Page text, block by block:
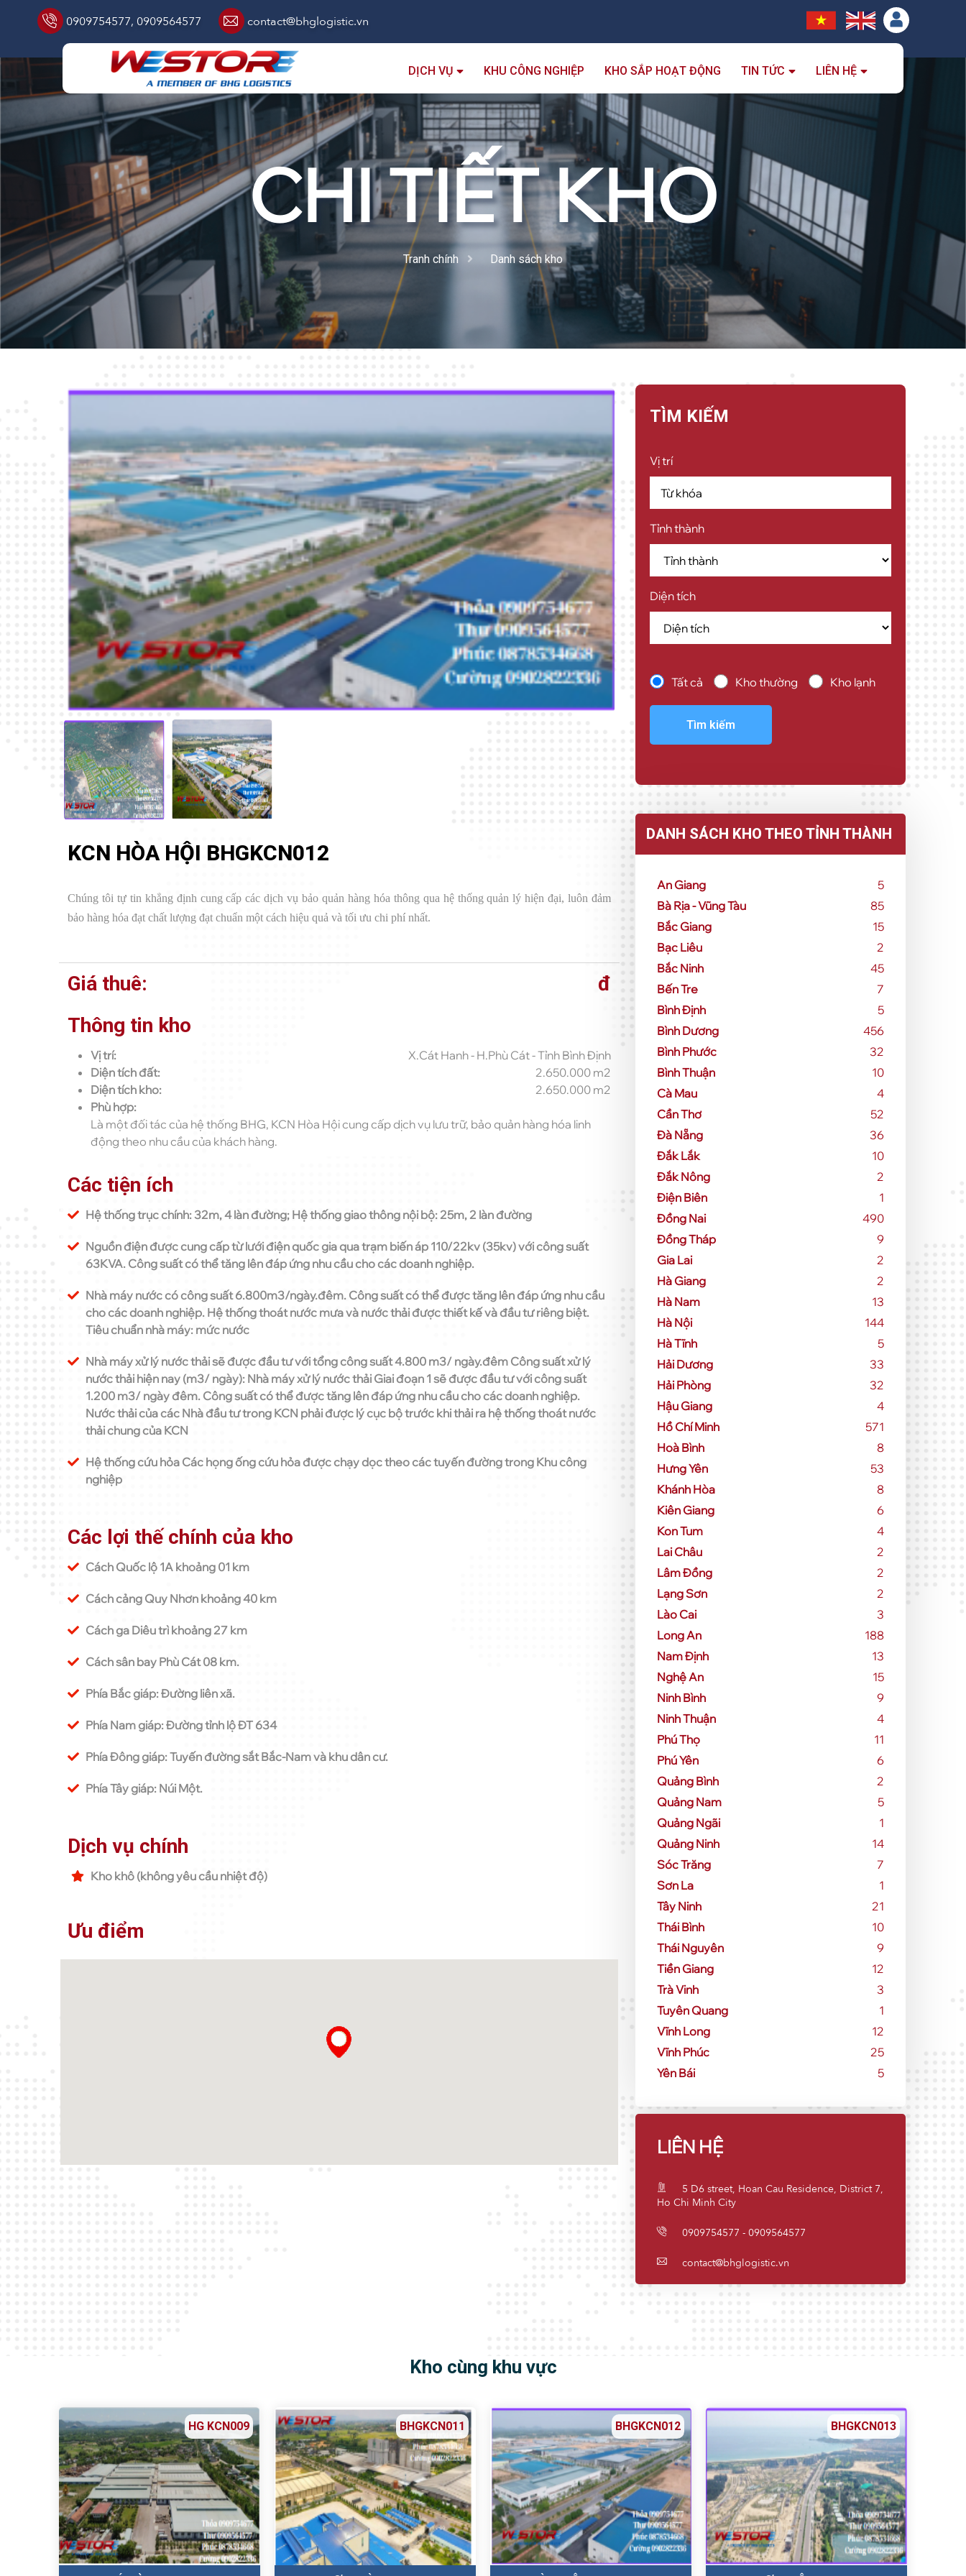
0909754577, 0909564577 contact@bhglogistic.vn
DỊCH VỤ KHU CÔNG NGHIỆP KHO SẮP HOẠT ĐỘNG TIN TỨC LIÊN HỆ
CHI TIẾT KHO
Tranh chính Danh sách kho
KCN HÒA HỘI BHGKCN012
Chúng tôi tự tin khẳng định cung cấp các dịch vụ bảo quản hàng hóa thông qua hệ thống quản lý hiện đại, luôn đảm
bảo hàng hóa đạt chất lượng đạt chuẩn một cách hiệu quả và tối ưu chi phí nhất.
Giá thuê:
đ
Thông tin kho
Vị trí:
X.Cát Hanh - H.Phù Cát - Tỉnh Bình Định
Diện tích đất:
2.650.000 m2
Diện tích kho:
2.650.000 m2
Phù hợp:
Là một đối tác của hệ thống BHG, KCN Hòa Hội cung cấp dịch vụ lưu trữ, bảo quản hàng hóa linh
động theo nhu cầu của khách hàng.
Các tiện ích
Hệ thống trục chính: 32m, 4 làn đường; Hệ thống giao thông nội bộ: 25m, 2 làn đường
Nguồn điện được cung cấp từ lưới điện quốc gia qua trạm biến áp 110/22kv (35kv) với công suất
63KVA. Công suất có thể tăng lên đáp ứng nhu cầu cho các doanh nghiệp.
Nhà máy nước có công suất 6.800m3/ngày.đêm. Công suất có thể được tăng lên đáp ứng nhu cầu
cho các doanh nghiệp. Hệ thống thoát nước mưa và nước thải được thiết kế và đầu tư riêng biệt.
Tiêu chuẩn nhà máy: mức nước
Nhà máy xử lý nước thải sẽ được đầu tư với tổng công suất 4.800 m3/ ngày.đêm Công suất xử lý
nước thải hiện nay (m3/ ngày): Nhà máy xử lý nước thải Giai đoạn 1 sẽ được đầu tư với công suất
1.200 m3/ ngày đêm. Công suất có thể được tăng lên đáp ứng nhu cầu cho các doanh nghiệp.
Nước thải của các Nhà đầu tư trong KCN phải được lý cục bộ trước khi thải ra hệ thống thoát nước
thải chung của KCN
Hệ thống cứu hỏa Các họng ống cứu hỏa được chạy dọc theo các tuyến đường trong Khu công
nghiệp
Các lợi thế chính của kho
Cách Quốc lộ 1A khoảng 01 km
Cách cảng Quy Nhơn khoảng 40 km
Cách ga Diêu trì khoảng 27 km
Cách sân bay Phù Cát 08 km.
Phía Bắc giáp: Đường liên xã.
Phía Nam giáp: Đường tỉnh lộ ĐT 634
Phía Đông giáp: Tuyến đường sắt Bắc-Nam và khu dân cư.
Phía Tây giáp: Núi Một.
Dịch vụ chính
Kho khô (không yêu cầu nhiệt độ)
Ưu điểm
TÌM KIẾM
Vị trí
Tỉnh thành
Diện tích
Tất cả Kho thường Kho lạnh
Tìm kiếm
DANH SÁCH KHO THEO TỈNH THÀNH
An Giang
5
Bà Rịa - Vũng Tàu
85
Bắc Giang
15
Bạc Liêu
2
Bắc Ninh
45
Bến Tre
7
Bình Định
5
Bình Dương
456
Bình Phước
32
Bình Thuận
10
Cà Mau
4
Cần Thơ
52
Đà Nẵng
36
Đắk Lắk
10
Đắk Nông
2
Điện Biên
1
Đồng Nai
490
Đồng Tháp
9
Gia Lai
2
Hà Giang
2
Hà Nam
13
Hà Nội
144
Hà Tĩnh
5
Hải Dương
33
Hải Phòng
32
Hậu Giang
4
Hồ Chí Minh
571
Hoà Bình
8
Hưng Yên
53
Khánh Hòa
8
Kiên Giang
6
Kon Tum
4
Lai Châu
2
Lâm Đồng
2
Lạng Sơn
2
Lào Cai
3
Long An
188
Nam Định
13
Nghệ An
15
Ninh Bình
9
Ninh Thuận
4
Phú Thọ
11
Phú Yên
6
Quảng Bình
2
Quảng Nam
5
Quảng Ngãi
1
Quảng Ninh
14
Sóc Trăng
7
Sơn La
1
Tây Ninh
21
Thái Bình
10
Thái Nguyên
9
Tiền Giang
12
Trà Vinh
3
Tuyên Quang
1
Vĩnh Long
12
Vĩnh Phúc
25
Yên Bái
5
LIÊN HỆ
5 D6 street, Hoan Cau Residence, District 7,
Ho Chi Minh City
0909754577 - 0909564577
contact@bhglogistic.vn
Kho cùng khu vực
HG KCN009 BHGKCN011 BHGKCN012 BHGKCN013